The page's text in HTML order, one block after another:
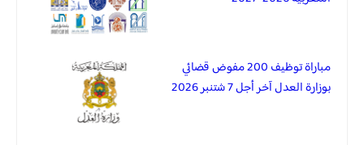
مباراة توظيف 200 مفوض قضائي
بوزارة العدل آخر أجل 7 شتنبر 2026